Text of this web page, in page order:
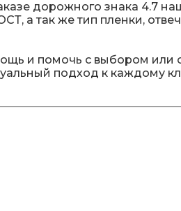
дорожного знака 4.7
а так же тип пленки,
и помочь с выбором или
подход к каждому